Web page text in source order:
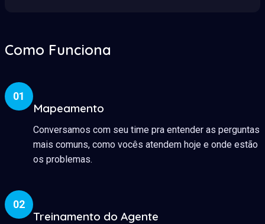
Como Funciona
01
Mapeamento
Conversamos com seu time pra entender as perguntas
mais comuns, como vocês atendem hoje e onde estão
os problemas.
02
Treinamento do Agente